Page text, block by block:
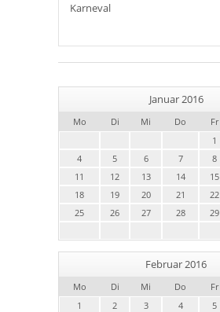
Karneval
Januar 2016
Mo Di Mi Do Fr
1
4
5 6 7 8
11
12 13 14 15
18
19 20 21 22
25
26 27 28 29
Februar 2016
Mo Di Mi Do Fr
1
2 3 4 5